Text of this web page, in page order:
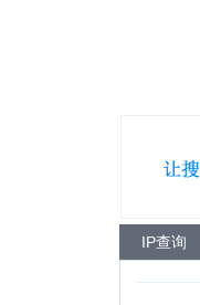
IP查询